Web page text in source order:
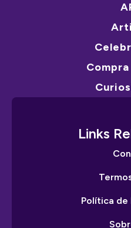
Links
Política de